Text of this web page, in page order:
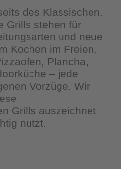
des Klassischen.
Grills stehen für
und neue
Kochen im Freien.
Plancha,
– jede
Vorzüge. Wir
Grills auszeichnet
nutzt.